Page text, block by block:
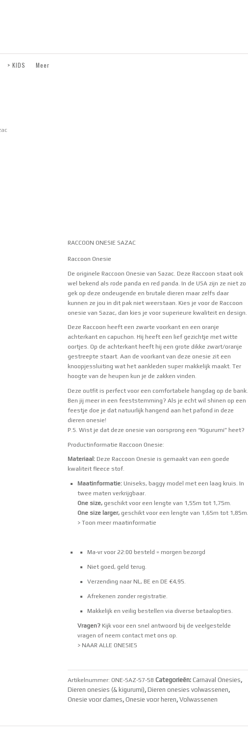
> KIDS Meer
RACCOON ONESIE SAZAC
Raccoon Onesie
De originele Raccoon Onesie van Sazac. Deze Raccoon staat ook
wel bekend als rode panda en red panda. In de USA zijn ze niet zo
gek op deze ondeugende en brutale dieren maar zelfs daar
kunnen ze jou in dit pak niet weerstaan. Kies je voor de Raccoon
onesie van Sazac, dan kies je voor superieure kwaliteit en design.
Deze Raccoon heeft een zwarte voorkant en een oranje
achterkant en capuchon. Hij heeft een lief gezichtje met witte
oortjes. Op de achterkant heeft hij een grote dikke zwart/oranje
gestreepte staart. Aan de voorkant van deze onesie zit een
knoopjessluiting wat het aankleden super makkelijk maakt. Ter
hoogte van de heupen kun je de zakken vinden.
Deze outfit is perfect voor een comfortabele hangdag op de bank.
Ben jij meer in een feeststemming? Als je echt wil shinen op een
feestje doe je dat natuurlijk hangend aan het pafond in deze
dieren onesie!
P.S. Wist je dat deze onesie van oorsprong een “Kigurumi” heet?
Productinformatie Raccoon Onesie:
Materiaal:Deze Raccoon Onesie is gemaakt van een goede
kwaliteit fleece stof.
Maatinformatie:Uniseks, baggy model met een laag kruis. In
twee maten verkrijgbaar.
One size,geschikt voor een lengte van 1,55m tot 1,75m.
One size larger,geschikt voor een lengte van 1,65m tot 1,85m.
> Toon meer maatinformatie
Ma-vr voor 22:00 besteld = morgen bezorgd
Niet goed, geld terug.
Verzending naar NL, BE en DE €4,95.
Afrekenen zonder registratie.
Makkelijk en veilig bestellen via diverse betaalopties
Vragen?Kijk voor een snel antwoord bij de veelgestelde
vragen of neem contactmet ons op.
> NAAR ALLE ONESIES
Artikelnummer: ONE-SAZ-57-58 Categorieën: Carnaval Onesies,
Dieren onesies (& kigurumi), Dieren onesies volwassenen,
Onesie voor dames, Onesie voor heren, Volwassenen